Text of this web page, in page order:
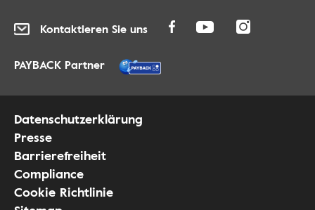
Kontaktieren Sie uns
PAYBACK Partner
Datenschutzerklärung
Presse
Barrierefreiheit
Compliance
Cookie Richtlinie